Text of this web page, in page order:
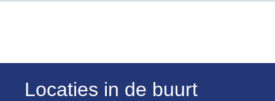
Locaties in de buurt